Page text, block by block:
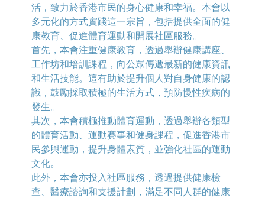
活，致力於香港市民的身心健康和幸福。本會以
多元化的方式實踐這一宗旨，包括提供全面的健
康教育、促進體育運動和開展社區服務。
首先，本會注重健康教育，透過舉辦健康講座、
工作坊和培訓課程，向公眾傳遞最新的健康資訊
和生活技能。這有助於提升個人對自身健康的認
識，鼓勵採取積極的生活方式，預防慢性疾病的
發生。
其次，本會積極推動體育運動，透過舉辦各類型
的體育活動、運動賽事和健身課程，促進香港市
民參與運動，提升身體素質，並強化社區的運動
文化。
此外，本會亦投入社區服務，透過提供健康檢
查、醫療諮詢和支援計劃，滿足不同人群的健康